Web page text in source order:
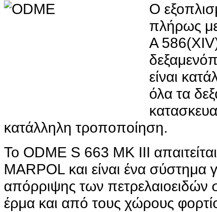
Ο
πλήρως
A
είναι
όλα τα
κατάλληλη τροποποίηση.
Το ODME S 663 MK III
MARPOL και είναι ένα σύστημα
απόρριψης των
έρμα και από τους χώρους